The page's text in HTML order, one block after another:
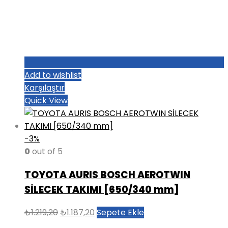
Add to wishlist
Karşılaştır
Quick View
-3%
0 out of 5
TOYOTA AURIS BOSCH AEROTWIN
SİLECEK TAKIMI [650/340 mm]
₺1.219,20Orijinal
₺1.187,20 Şu
Sepete Ekle